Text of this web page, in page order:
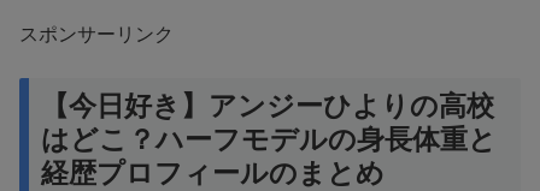
スポンサーリンク
【今日好き】アンジーひよりの高校
はどこ？ハーフモデルの身長体重と
経歴プロフィールのまとめ